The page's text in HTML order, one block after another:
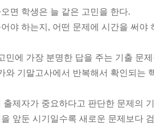
면 학생은 늘 같은 고민을 한다.
야 하는지, 어떤 문제에 시간을 써
민에 가장 분명한 답을 주는 기출 문
와 기말고사에서 반복해서 확인되는
출제자가 중요하다고 판단한 문제의
앞둔 시기일수록 새로운 문제보다